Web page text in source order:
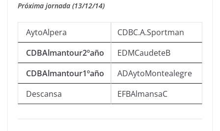
Próxima jornada (13/12/14)
AytoAlpera
CDBC.A.Sportman
CDBAlmantour2ºaño
EDMCaudeteB
CDBAlmantour1ºaño
ADAytoMontealegre
Descansa
EFBAlmansaC